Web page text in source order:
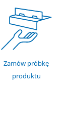
Zamów próbkę
produktu